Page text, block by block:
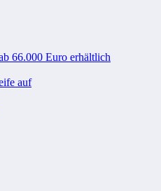
66.000 Euro erhältlich
auf